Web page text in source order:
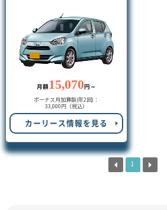
月額 15,070 円～
ボーナス月加算額(年2回)：
33,000円（税込）
カーリース情報を見る
1